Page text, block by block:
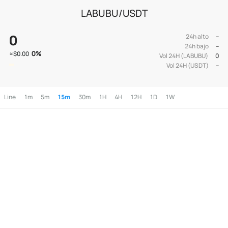
LABUBU/USDT
0
≈$0.00 0%
24h alto
--
24h bajo
--
Vol 24H (LABUBU)
0
Vol 24H (USDT)
--
Line 1m 5m 15m 30m 1H 4H 12H 1D 1W